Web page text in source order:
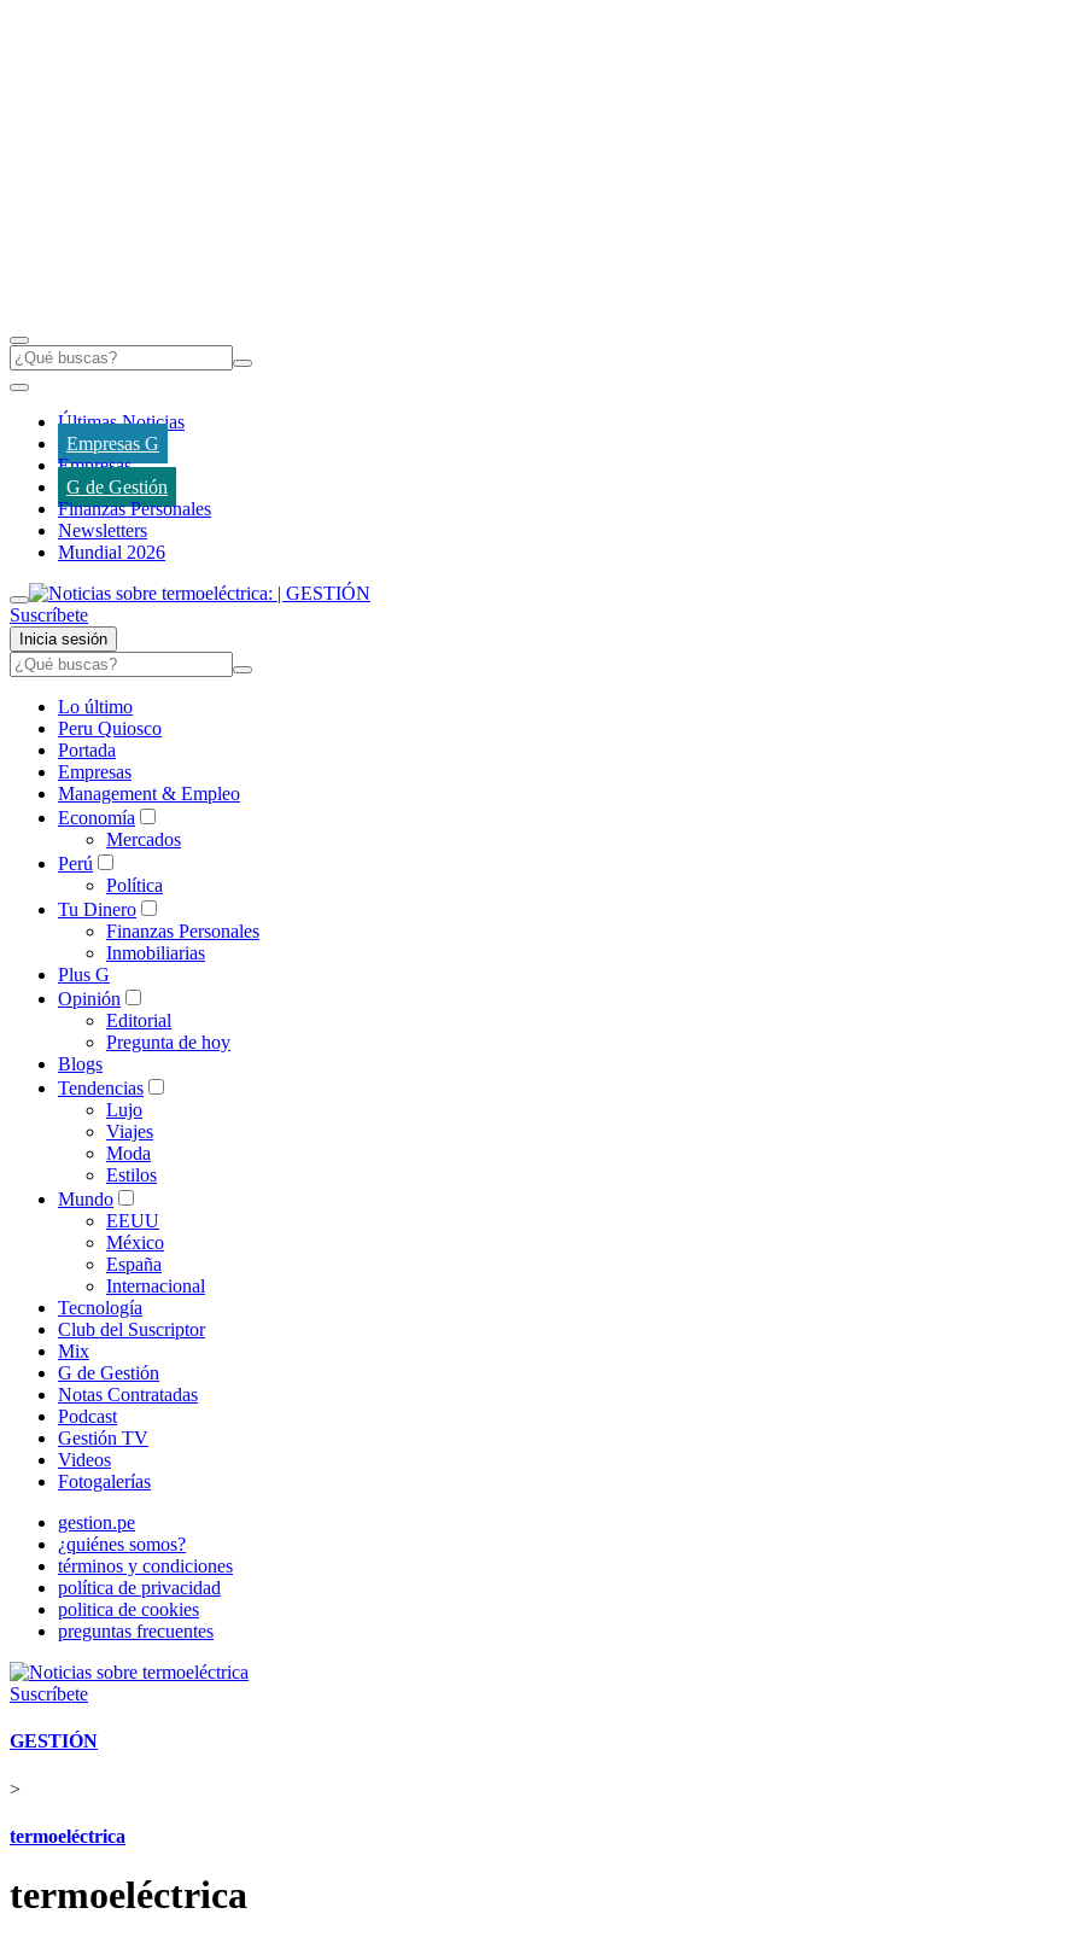
Últimas Noticias
Empresas G
Empresas
G de Gestión
Finanzas Personales
Newsletters
Mundial 2026
Suscríbete
Inicia sesión
Lo último
Peru Quiosco
Portada
Empresas
Management & Empleo
Economía
Mercados
Perú
Política
Tu Dinero
Finanzas Personales
Inmobiliarias
Plus G
Opinión
Editorial
Pregunta de hoy
Blogs
Tendencias
Lujo
Viajes
Moda
Estilos
Mundo
EEUU
México
España
Internacional
Tecnología
Club del Suscriptor
Mix
G de Gestión
Notas Contratadas
Podcast
Gestión TV
Videos
Fotogalerías
gestion.pe
¿quiénes somos?
términos y condiciones
política de privacidad
politica de cookies
preguntas frecuentes
Suscríbete
GESTIÓN
>
termoeléctrica
termoeléctrica